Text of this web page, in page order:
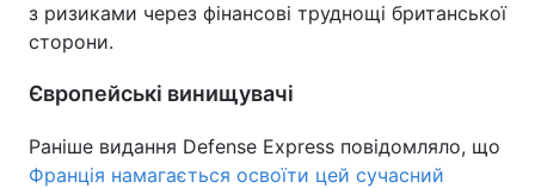
з ризиками через фінансові труднощі британської
сторони.
Європейські винищувачі
Раніше видання Defense Express повідомляло, що
Франція намагається освоїти цей сучасний